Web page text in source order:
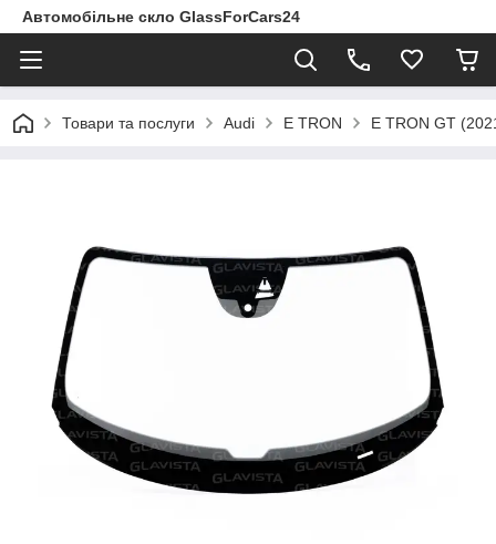
Автомобільне скло GlassForCars24
Товари та послуги Audi E TRON E TRON GT